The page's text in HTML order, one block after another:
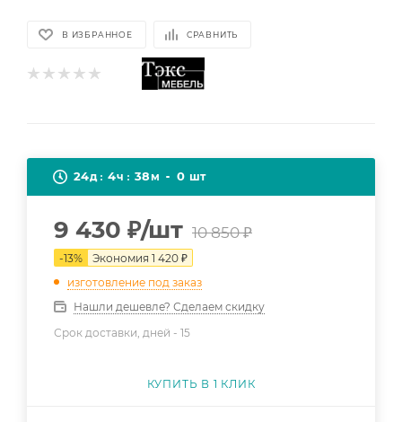
В ИЗБРАННОЕ СРАВНИТЬ
24д 4ч 38м 0 шт
9 430 ₽/шт 10 850₽
-13% Экономия 1 420 ₽
изготовление под заказ
Нашли дешевле? Сделаем скидку
Срок доставки, дней - 15
КУПИТЬ В 1 КЛИК